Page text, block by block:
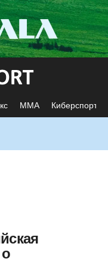
ММА Киберспорт